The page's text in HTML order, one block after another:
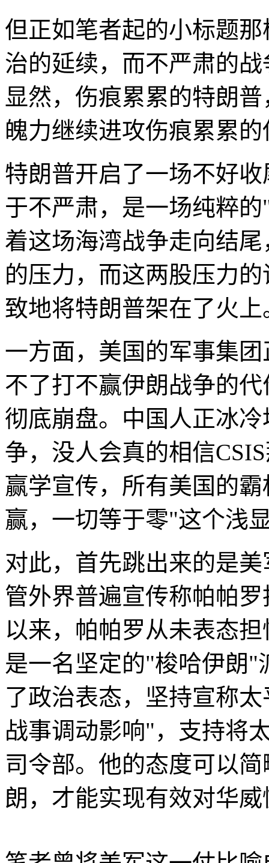
但正如笔者起的小标题
治的延续，而不严肃的
显然，伤痕累累的特朗
魄力继续进攻伤痕累累
特朗普开启了一场不好
于不严肃，是一场纯粹
着这场海湾战争走向结
的压力，而这两股压力
致地将特朗普架在了火上
一方面，美国的军事集
不了打不赢伊朗战争的
彻底崩盘。中国人正冰
争，没人会真的相信
赢学宣传，所有美国的
赢，一切等于零"这个浅
对此，首先跳出来的是
管外界普遍宣传称帕帕
以来，帕帕罗从未表态
是一名坚定的"梭哈伊朗"
了政治表态，坚持宣称
战事调动影响"，支持将
司令部。他的态度可以
朗，才能实现有效对华威